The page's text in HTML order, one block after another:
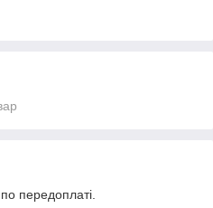
передоплаті.